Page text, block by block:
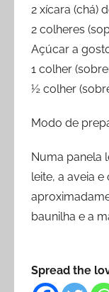
2 xícara (chá)
2 colheres
Açúcar a
1 colher
½ colher
Modo de
Numa panela
leite, a aveia e
baunilha e a
Spread the